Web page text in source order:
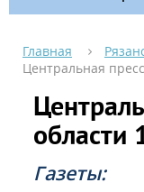
Главная
Центральная
области
Газеты: